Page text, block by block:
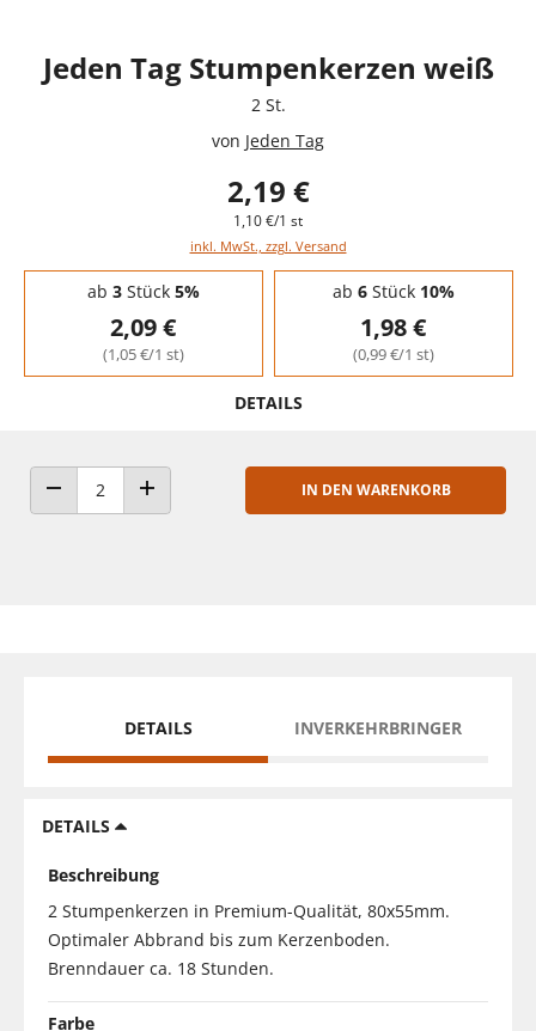
Jeden Tag Stumpenkerzen weiß
2 St.
von Jeden Tag
2,19 €
1,10 €/1 st
inkl. MwSt., zzgl. Versand
Staffelpreise - Mengenrabatt
ab 3Stück 5%
2,09 €
(1,05 €/1 st)
ab 6Stück 10%
1,98 €
(0,99 €/1 st)
DETAILS
ANZAHL VERRINGERNANZAHL ERHÖHEN
IN DEN WARENKORB
DETAILS INVERKEHRBRINGER
DETAILS
Beschreibung
2 Stumpenkerzen in Premium-Qualität, 80x55mm.
Optimaler Abbrand bis zum Kerzenboden.
Brenndauer ca. 18 Stunden.
Farbe